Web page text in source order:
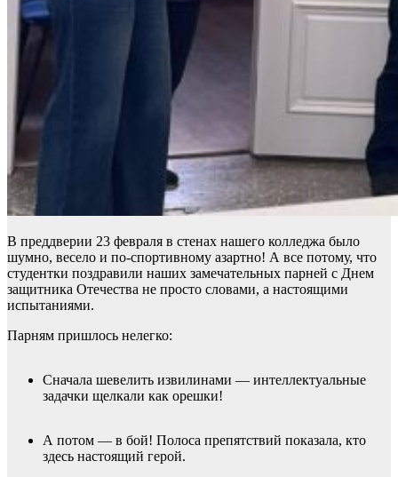
В преддверии 23 февраля в стенах нашего колледжа было
шумно, весело и по-спортивному азартно! А все потому, что
студентки поздравили наших замечательных парней с Днем
защитника Отечества не просто словами, а настоящими
испытаниями.
Парням пришлось нелегко:
Сначала шевелить извилинами — интеллектуальные
задачки щелкали как орешки!
А потом — в бой! Полоса препятствий показала, кто
здесь настоящий герой.